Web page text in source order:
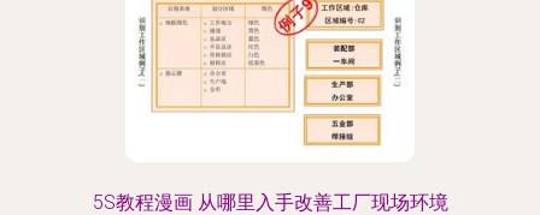
5S教程漫画 从哪里入手改善工厂现场环境